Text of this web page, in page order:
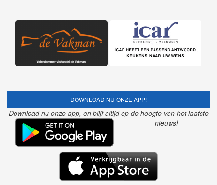
DOWNLOAD NU ONZE APP!
Download nu onze app, en blijf altijd op de hoogte van het laatste
nieuws!